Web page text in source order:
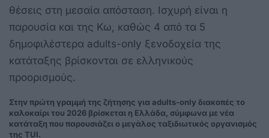
θέσεις στη μεσαία απόσταση. Ισχυρή είναι η
παρουσία και της Κω, καθώς 4 από τα 5
δημοφιλέστερα adults-only ξενοδοχεία της
κατάταξης βρίσκονται σε ελληνικούς
προορισμούς.
Στην πρώτη γραμμή της ζήτησης για adults-only διακοπές το
καλοκαίρι του 2026 βρίσκεται η Ελλάδα, σύμφωνα με νέα
κατάταξη που παρουσιάζει ο μεγάλος ταξιδιωτικός οργανισμός
της TUI.